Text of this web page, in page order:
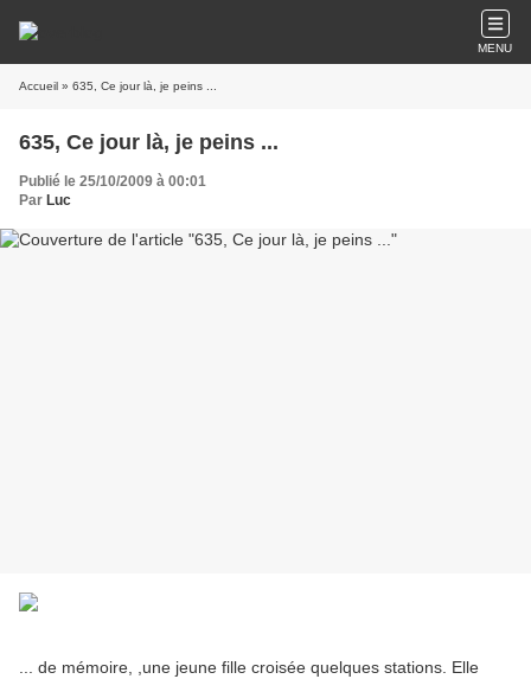
MENU
Accueil » 635, Ce jour là, je peins ...
635, Ce jour là, je peins ...
Publié le 25/10/2009 à 00:01
Par Luc
... de mémoire, ,une jeune fille croisée quelques stations. Elle